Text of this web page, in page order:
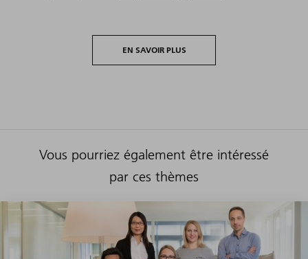
EN SAVOIR PLUS
Vous pourriez également être intéressé
par ces thèmes